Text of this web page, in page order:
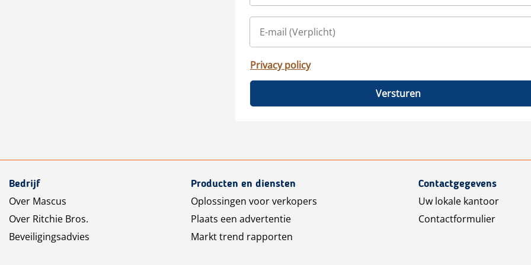
Privacy policy
Versturen
Bedrijf
Over Mascus
Over Ritchie Bros.
Beveiligingsadvies
Producten en diensten
Oplossingen voor verkopers
Plaats een advertentie
Markt trend rapporten
Contactgegevens
Uw lokale kantoor
Contactformulier